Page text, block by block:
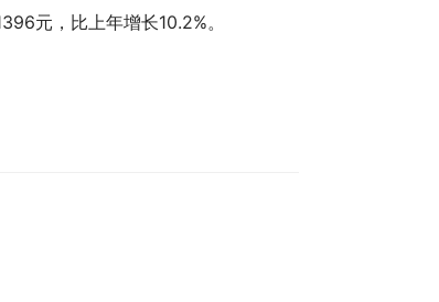
元，比上年增长10.2%。